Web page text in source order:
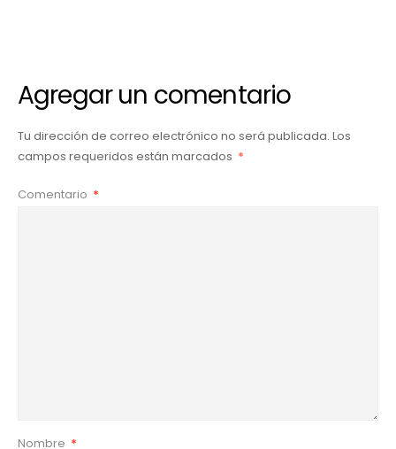
Agregar un comentario
Tu dirección de correo electrónico no será publicada. Los
campos requeridos están marcados *
Comentario *
Nombre *